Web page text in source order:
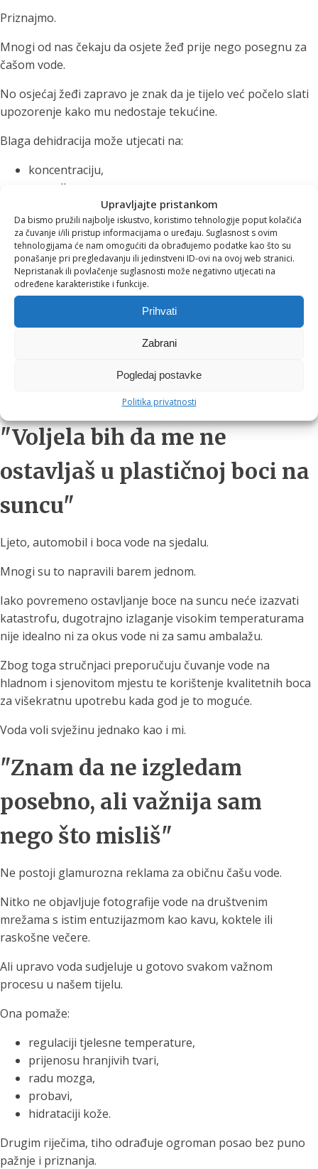
Upravljajte pristankom
Da bismo pružili najbolje iskustvo, koristimo tehnologije poput kolačića
za čuvanje i/ili pristup informacijama o uređaju. Suglasnost s ovim
tehnologijama će nam omogućiti da obrađujemo podatke kao što su
ponašanje pri pregledavanju ili jedinstveni ID-ovi na ovoj web stranici.
Nepristanak ili povlačenje suglasnosti može negativno utjecati na
određene karakteristike i funkcije.
Prihvati
Zabrani
Pogledaj postavke
Politika privatnosti
Priznajmo.
Mnogi od nas čekaju da osjete žeđ prije nego posegnu za
čašom vode.
No osjećaj žeđi zapravo je znak da je tijelo već počelo slati
upozorenje kako mu nedostaje tekućine.
Blaga dehidracija može utjecati na:
koncentraciju,
energiju,
osjećaj umora,
glavobolje.
A često ni ne pomislimo da bi upravo nedostatak vode
mogao biti razlog zbog kojeg se osjećamo iscrpljeno ili
"Nije kava. Nije sok. Nije energetsko piće. Ja sam voda. Sjeti
"Voljela bih da me ne
ostavljaš u plastičnoj boci na
suncu"
Ljeto, automobil i boca vode na sjedalu.
Mnogi su to napravili barem jednom.
Iako povremeno ostavljanje boce na suncu neće izazvati
katastrofu, dugotrajno izlaganje visokim temperaturama
nije idealno ni za okus vode ni za samu ambalažu.
Zbog toga stručnjaci preporučuju čuvanje vode na
hladnom i sjenovitom mjestu te korištenje kvalitetnih boca
za višekratnu upotrebu kada god je to moguće.
Voda voli svježinu jednako kao i mi.
"Znam da ne izgledam
posebno, ali važnija sam
nego što misliš"
Ne postoji glamurozna reklama za običnu čašu vode.
Nitko ne objavljuje fotografije vode na društvenim
mrežama s istim entuzijazmom kao kavu, koktele ili
raskošne večere.
Ali upravo voda sudjeluje u gotovo svakom važnom
procesu u našem tijelu.
Ona pomaže:
regulaciji tjelesne temperature,
prijenosu hranjivih tvari,
radu mozga,
probavi,
hidrataciji kože.
Drugim riječima, tiho odrađuje ogroman posao bez puno
pažnje i priznanja.